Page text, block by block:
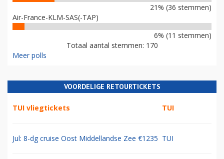
21% (36 stemmen)
Air-France-KLM-SAS(-TAP)
6% (11 stemmen)
Totaal aantal stemmen: 170
Meer polls
VOORDELIGE RETOURTICKETS
TUI vliegtickets TUI
Jul: 8-dg cruise Oost Middellandse Zee €1235 TUI